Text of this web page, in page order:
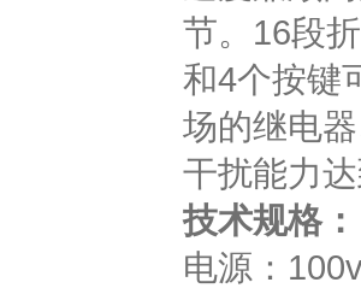
节。 16段
和4个按键
场的继电
干扰能力
技术规格：
电源：